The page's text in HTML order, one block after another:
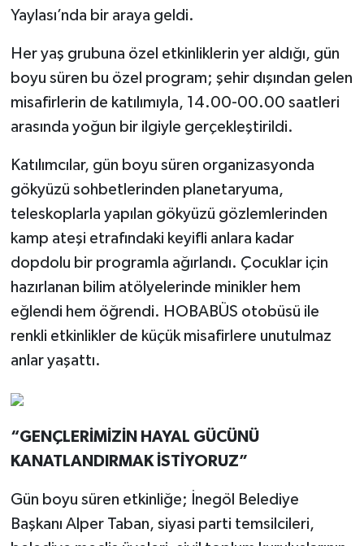
Yaylası’nda bir araya geldi.
Her yaş grubuna özel etkinliklerin yer aldığı, gün
boyu süren bu özel program; şehir dışından gelen
misafirlerin de katılımıyla, 14.00-00.00 saatleri
arasında yoğun bir ilgiyle gerçekleştirildi.
Katılımcılar, gün boyu süren organizasyonda
gökyüzü sohbetlerinden planetaryuma,
teleskoplarla yapılan gökyüzü gözlemlerinden
kamp ateşi etrafındaki keyifli anlara kadar
dopdolu bir programla ağırlandı. Çocuklar için
hazırlanan bilim atölyelerinde minikler hem
eğlendi hem öğrendi. HOBABÜS otobüsü ile
renkli etkinlikler de küçük misafirlere unutulmaz
anlar yaşattı.
“GENÇLERİMİZİN HAYAL GÜCÜNÜ
KANATLANDIRMAK İSTİYORUZ”
Gün boyu süren etkinliğe; İnegöl Belediye
Başkanı Alper Taban, siyasi parti temsilcileri,